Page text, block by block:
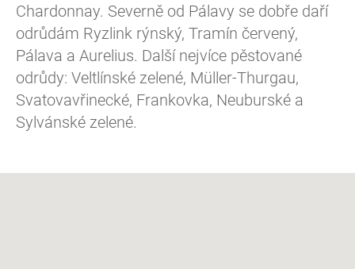
Chardonnay. Severně od Pálavy se dobře daří
odrůdám Ryzlink rýnský, Tramín červený,
Pálava a Aurelius. Další nejvíce pěstované
odrůdy: Veltlínské zelené, Müller-Thurgau,
Svatovavřinecké, Frankovka, Neuburské a
Sylvánské zelené.